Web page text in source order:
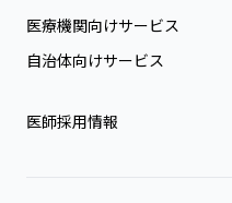
医療機関向けサービス
自治体向けサービス
医師採用情報